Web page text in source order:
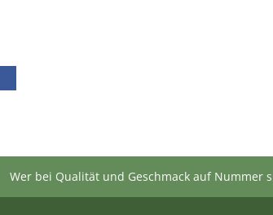
Wer bei Qualität und Geschmack auf Nummer